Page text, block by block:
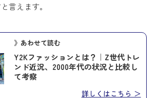
言えます。
》あわせて読む
Y2Kファッションとは？｜Z世代トレ
ンド近況、2000年代の状況と比較し
て考察
詳しくはこちら ＞